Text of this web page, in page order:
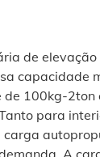
de elevação
capacidade
100kg-2ton
para
A